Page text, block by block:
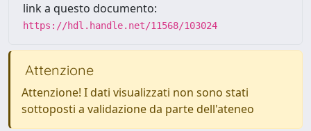
link a questo documento:
https://hdl.handle.net/11568/103024
Attenzione
Attenzione! I dati visualizzati non sono stati
sottoposti a validazione da parte dell'ateneo